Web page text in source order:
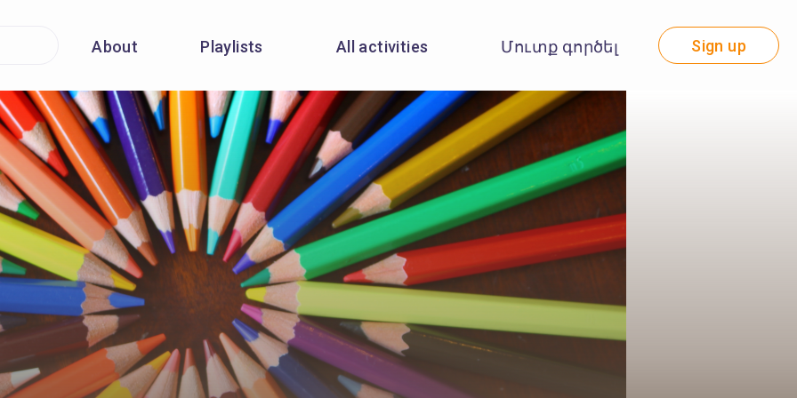
About Playlists All activities Մուտք գործել Sign up